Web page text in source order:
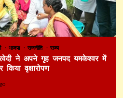
भाजपा राजनीति राज्य
ने अपने गृह जनपद यमकेश्वर में
वृक्षारोपण